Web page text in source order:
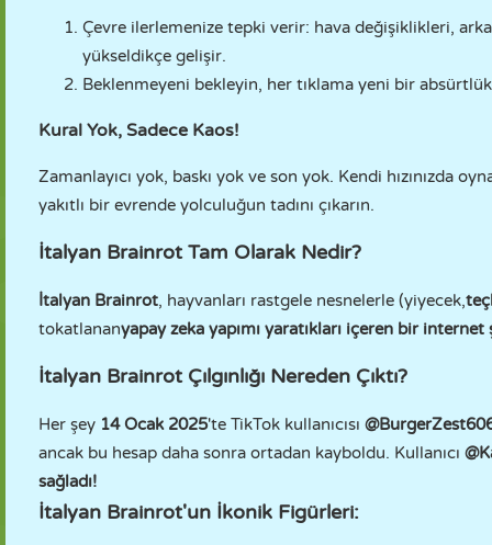
Çevre ilerlemenize tepki verir: hava değişiklikleri,
yükseldikçe gelişir.
Beklenmeyeni bekleyin, her tıklama yeni bir
Kural Yok, Sadece Kaos!
Zamanlayıcı yok, baskı yok ve son yok. Kendi hızınızda
yakıtlı bir evrende yolculuğun tadını çıkarın.
İtalyan Brainrot Tam Olarak Nedir?
İtalyan Brainrot, hayvanları rastgele nesnelerle (yiyecek,
tokatlananyapay zeka yapımı yaratıkları içeren bir internet
İtalyan Brainrot Çılgınlığı Nereden Çıktı?
Her şey 14 Ocak 2025'te TikTok kullanıcısı
ancak bu hesap daha sonra ortadan kayboldu. Kullanıcı
sağladı!
İtalyan Brainrot'un İkonik Figürleri: